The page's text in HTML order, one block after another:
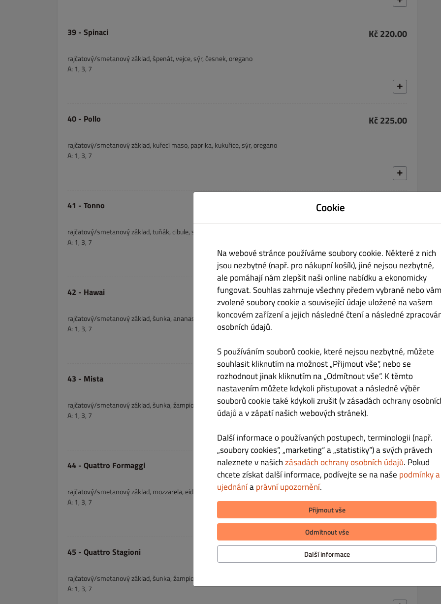
39 - Spinaci Kč 220.00
rajčatový/smetanový základ, špenát, vejce, sýr, česnek, oregano
A: 1, 3, 7
40 - Pollo Kč 225.00
rajčatový/smetanový základ, kuřecí maso, paprika, kukuřice, sýr, oregano
A: 1, 3, 7
41 - Tonno
rajčatový/smetanový základ, tuňák, cibule, sýr, oregano
A: 1, 3, 7
42 - Hawai Kč 225.00
rajčatový/smetanový základ, šunka, ananas, sýr, oregano
A: 1, 3, 7
43 - Mista Kč 225.00
rajčatový/smetanový základ, šunka, žampiony, sýr, oregano
A: 1, 3, 7
44 - Quattro Formaggi Kč 240.00
rajčatový/smetanový základ, mozzarela, eidam, hermelín, niva, oregano
A: 1, 3, 7
45 - Quattro Stagioni
rajčatový/smetanový základ, šunka, žampiony, tuňák, salám, sýr, oregano
A: 1, 3, 7
Cookie
Na webové stránce používáme soubory cookie. Některé z nich
jsou nezbytné (např. pro nákupní košík), jiné nejsou nezbytné,
ale pomáhají nám zlepšit naši online nabídku a ekonomicky
fungovat. Souhlas zahrnuje všechny předem vybrané nebo
zvolené soubory cookie a související údaje uložené na vašem
koncovém zařízení a jejich následné čtení a následné
osobních údajů.
S používáním souborů cookie, které nejsou nezbytné, můžete
souhlasit kliknutím na možnost „Přijmout vše“, nebo se
rozhodnout jinak kliknutím na „Odmítnout vše“. K těmto
nastavením můžete kdykoli přistupovat a následně výběr
souborů cookie také kdykoli zrušit (v zásadách ochrany
údajů a v zápatí našich webových stránek).
Další informace o používaných postupech, terminologii (např.
„soubory cookies“, „marketing“ a „statistiky“) a svých právech
naleznete v našichzásadách ochrany osobních údajů. Pokud
chcete získat další informace, podívejte se na naše podmínky a
ujednáníaprávní upozornění.
Přijmout vše
Odmítnout vše
Další informace